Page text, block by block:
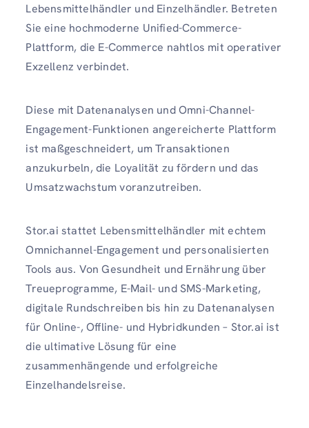
Lebensmittelhändler und Einzelhändler. Betreten
Sie eine hochmoderne Unified-Commerce-
Plattform, die E-Commerce nahtlos mit operativer
Exzellenz verbindet.
Diese mit Datenanalysen und Omni-Channel-
Engagement-Funktionen angereicherte Plattform
ist maßgeschneidert, um Transaktionen
anzukurbeln, die Loyalität zu fördern und das
Umsatzwachstum voranzutreiben.
Stor.ai stattet Lebensmittelhändler mit echtem
Omnichannel-Engagement und personalisierten
Tools aus. Von Gesundheit und Ernährung über
Treueprogramme, E-Mail- und SMS-Marketing,
digitale Rundschreiben bis hin zu Datenanalysen
für Online-, Offline- und Hybridkunden – Stor.ai ist
die ultimative Lösung für eine
zusammenhängende und erfolgreiche
Einzelhandelsreise.